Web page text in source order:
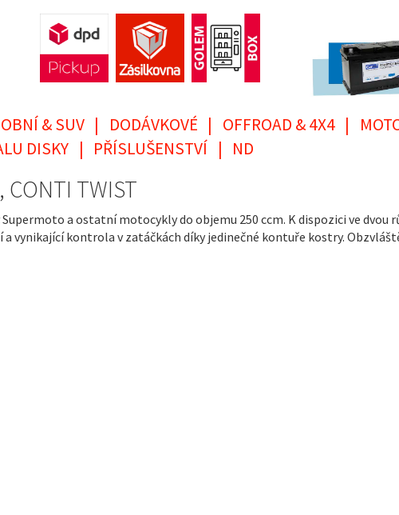
& SUV | DODÁVKOVÉ | OFFROAD & 4X4 |
DISKY | PŘÍSLUŠENSTVÍ | ND
TWIST
a ostatní motocykly do objemu 250 ccm. K dispozici ve dvou
vynikající kontrola v zatáčkách díky jedinečné kontuře kostry.